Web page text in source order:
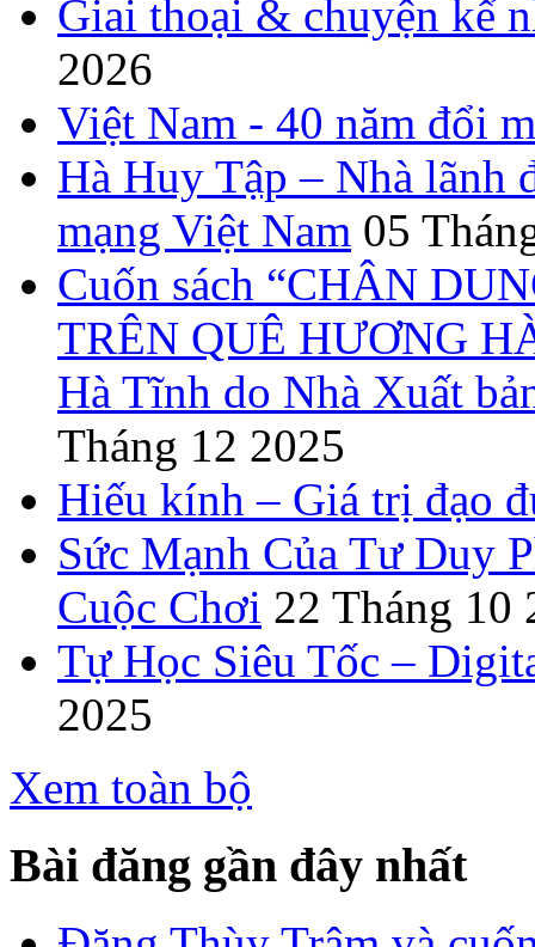
Giai thoại & chuyện kể
2026
Việt Nam - 40 năm đổi
Hà Huy Tập – Nhà lãnh
mạng Việt Nam 05
Cuốn sách “CHÂN
TRÊN QUÊ HƯƠNG
Hà Tĩnh do Nhà Xuất
Tháng 12 2025
Hiếu kính – Giá trị đạo
Sức Mạnh Của Tư Duy
Cuộc Chơi 22 Tháng 10
Tự Học Siêu Tốc –
2025
Xem toàn bộ
Bài đăng gần đây nhất